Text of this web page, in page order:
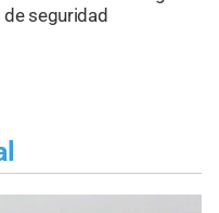
seguridad